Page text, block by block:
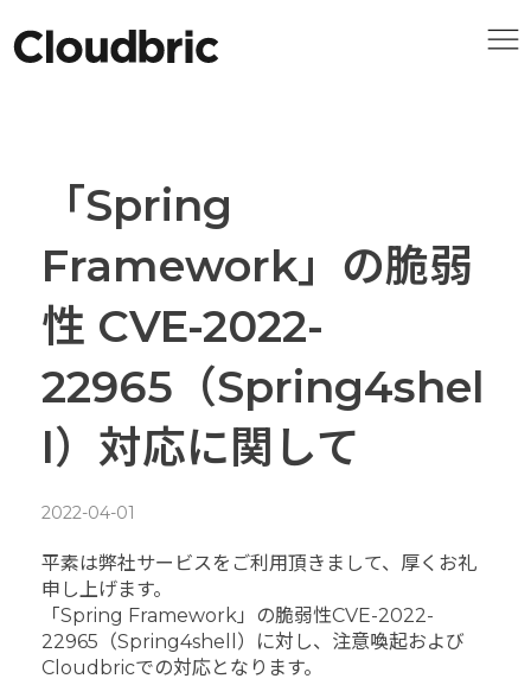
「Spring
Framework」の脆弱
性 CVE-2022-
22965（Spring4shel
l）対応に関して
2022-04-01
平素は弊社サービスをご利用頂きまして、厚くお礼
申し上げます。
「Spring Framework」の脆弱性CVE-2022-
22965（Spring4shell）に対し、注意喚起および
Cloudbricでの対応となります。